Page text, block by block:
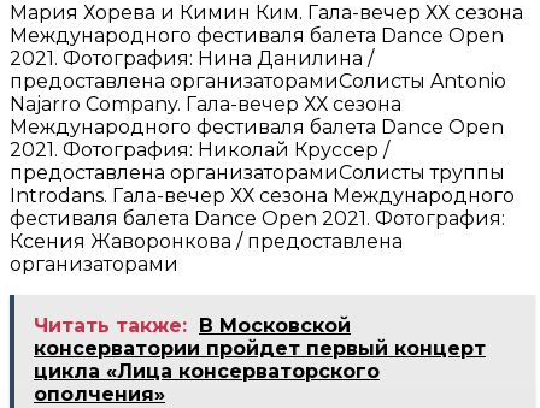
Мария Хорева и Кимин Ким. Гала-вечер ХХ сезона
Международного фестиваля балета Dance Open
2021. Фотография: Нина Данилина /
предоставлена организаторамиСолисты Antonio
Najarro Company. Гала-вечер ХХ сезона
Международного фестиваля балета Dance Open
2021. Фотография: Николай Круссер /
предоставлена организаторамиСолисты труппы
Introdans. Гала-вечер ХХ сезона Международного
фестиваля балета Dance Open 2021. Фотография:
Ксения Жаворонкова / предоставлена
организаторами
Читать также: В Московской
консерватории пройдет первый концерт
цикла «Лица консерваторского
ополчения»